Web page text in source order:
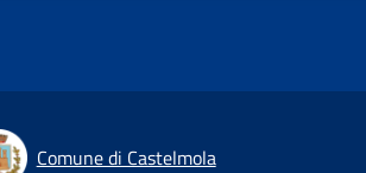
Comune di Castelmola